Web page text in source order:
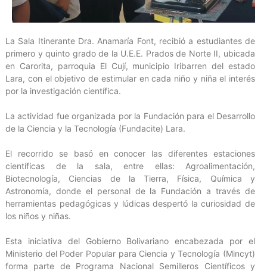
La Sala Itinerante Dra. Anamaría Font, recibió a estudiantes de
primero y quinto grado de la U.E.E. Prados de Norte II, ubicada
en Carorita, parroquia El Cují, municipio Iribarren del estado
Lara, con el objetivo de estimular en cada niño y niña el interés
por la investigación científica.
La actividad fue organizada por la Fundación para el Desarrollo
de la Ciencia y la Tecnología (Fundacite) Lara.
El recorrido se basó en conocer las diferentes estaciones
científicas de la sala, entre ellas: Agroalimentación,
Biotecnología, Ciencias de la Tierra, Física, Química y
Astronomía, donde el personal de la Fundación a través de
herramientas pedagógicas y lúdicas despertó la curiosidad de
los niños y niñas.
Esta iniciativa del Gobierno Bolivariano encabezada por el
Ministerio del Poder Popular para Ciencia y Tecnología (Mincyt)
forma parte de Programa Nacional Semilleros Científicos y